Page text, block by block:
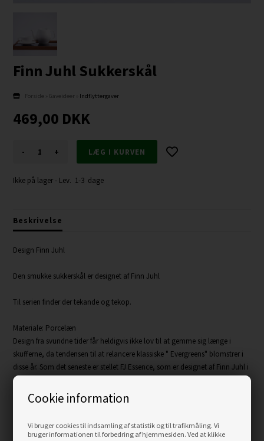
Cookie information
Vi bruger cookies til indsamling af statistik og til trafikmåling. Vi
bruger informationen til forbedring af hjemmesiden. Ved at klikke
Finn Juhl Sukkerskål
Forside »Gaveideer Indflyttergaver
469,00 DKK
- +
Ikke på lager - Lev. 1-3 dage
Beskrivelse
Design Finn Juhl
Den smukke sukkerskål er designet af Finn Juhl
Til serien finder der tekande og tekop.
Materiale: Porcelæn
Design fra svundne tider får heldigvis ikke lov til at gemme sig længe i
skufferne, da tendensen til at relancere klassiske " Evergreens" blomstrer i
disse år. Som det seneste er stellet FJ Essence, som er designet af Finn Juhl i
1953 for porcelænsfabrikken Bing & Grøndahl. Det er designfirmaet
Architectmade, som har været nede i Finn Juhl arkiver og fået lov til at
sætte stellet i produktion. Bing & Grøndahl bad Finn Juhl om at tegne
samarbejdspartneren Marianne Riis-Carstensen rentegnede stellet. Godt